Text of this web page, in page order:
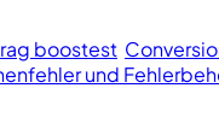
boostest
und